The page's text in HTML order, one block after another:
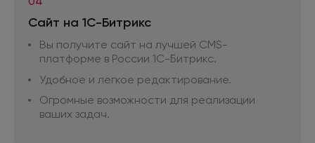
Сайт на 1С-Битрикс
Вы получите сайт на лучшей CMS-
платформе в России 1С-Битрикс.
Удобное и легкое редактирование.
Огромные возможности для реализации
ваших задач.